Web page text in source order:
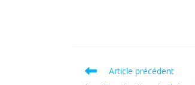
Article précédent